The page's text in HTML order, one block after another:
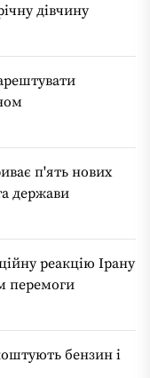
дівчину
п'ять нових
держави
реакцію Ірану
перемоги
бензин і